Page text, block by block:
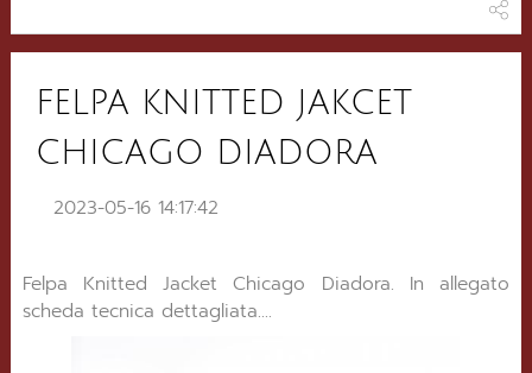
FELPA KNITTED JAKCET
CHICAGO DIADORA
2023-05-16 14:17:42
Felpa Knitted Jacket Chicago Diadora. In allegato
scheda tecnica dettagliata....